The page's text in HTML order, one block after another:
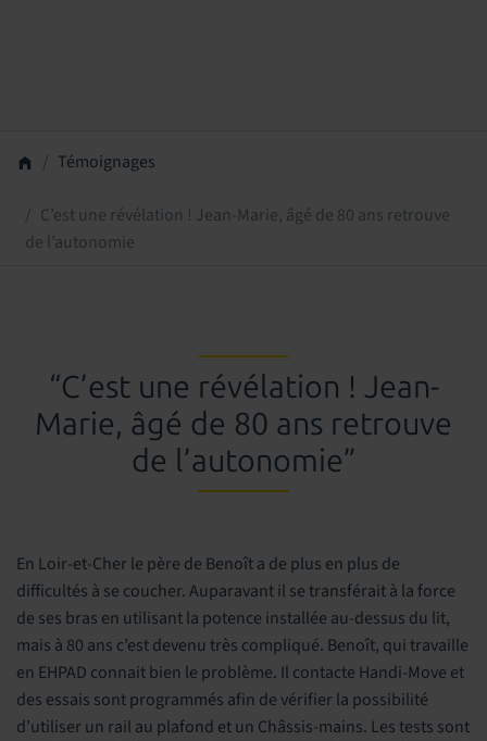
Témoignages
C’est une révélation ! Jean-Marie, âgé de 80 ans retrouve
de l’autonomie
“C’est une révélation ! Jean-
Marie, âgé de 80 ans retrouve
de l’autonomie”
En Loir-et-Cher le père de Benoît a de plus en plus de
difficultés à se coucher. Auparavant il se transférait à la force
de ses bras en utilisant la potence installée au-dessus du lit,
mais à 80 ans c’est devenu très compliqué. Benoît, qui travaille
en EHPAD connait bien le problème. Il contacte Handi-Move et
des essais sont programmés afin de vérifier la possibilité
d’utiliser un rail au plafond et un Châssis-mains. Les tests sont